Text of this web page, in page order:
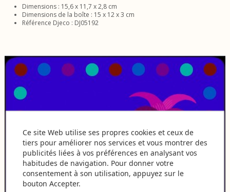
Dimensions : 15,6 x 11,7 x 2,8 cm
Dimensions de la boîte : 15 x 12 x 3 cm
Référence Djeco : DJ05192
Ce site Web utilise ses propres cookies et ceux de
tiers pour améliorer nos services et vous montrer des
publicités liées à vos préférences en analysant vos
habitudes de navigation. Pour donner votre
consentement à son utilisation, appuyez sur le
bouton Accepter.